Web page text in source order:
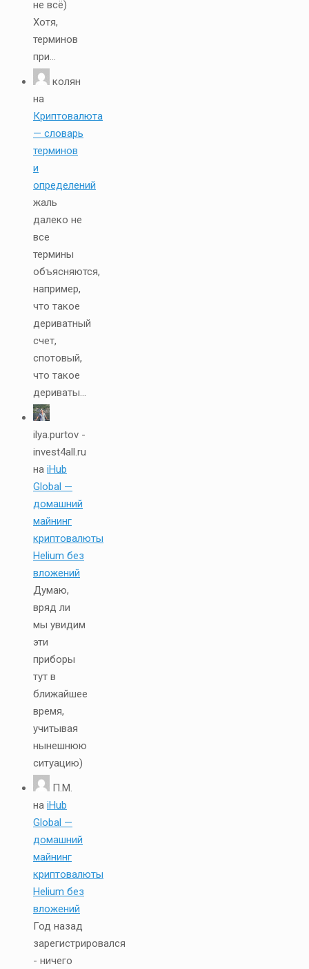
не всё)
Хотя,
терминов
при...
колян
на
Криптовалюта
— словарь
терминов
и
определений
жаль
далеко не
все
термины
объясняются,
например,
что такое
дериватный
счет,
спотовый,
что такое
дериваты...
ilya.purtov -
invest4all.ru
на iHub
Global —
домашний
майнинг
криптовалюты
Helium без
вложений
Думаю,
вряд ли
мы увидим
эти
приборы
тут в
ближайшее
время,
учитывая
нынешнюю
ситуацию)
П.М.
на iHub
Global —
домашний
майнинг
криптовалюты
Helium без
вложений
Год назад
зарегистрировался
- ничего